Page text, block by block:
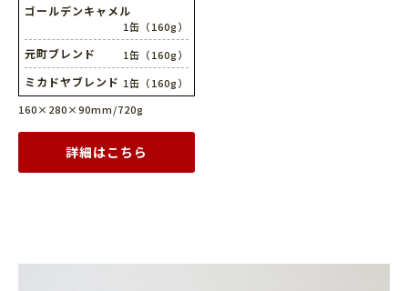
ゴールデンキャメル
1缶（160g）
元町ブレンド 1缶（160g）
ミカドヤブレンド 1缶（160g）
160×280×90mm/720g
詳細はこちら